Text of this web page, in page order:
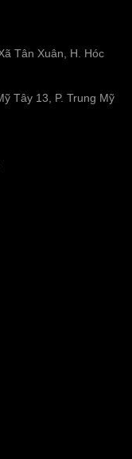
Tân Xuân, H. Hóc
Tây 13, P. Trung Mỹ